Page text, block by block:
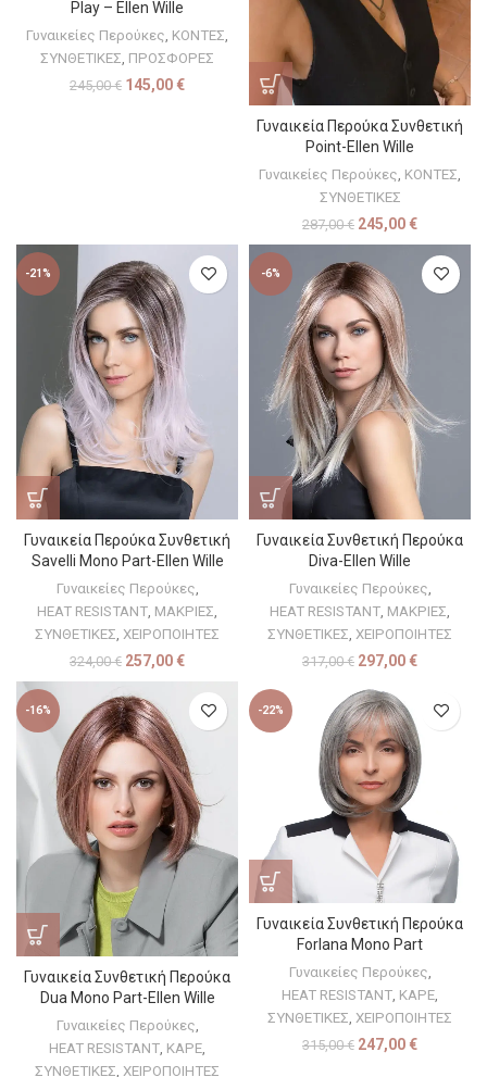
Play – Ellen Wille
Γυναικείες Περούκες ΚΟΝΤΕΣ
ΣΥΝΘΕΤΙΚΕΣ ΠΡΟΣΦΟΡΕΣ
245,00€ 145,00 €
Γυναικεία Περούκα Συνθετική
Point-Ellen Wille
Γυναικείες Περούκες ΚΟΝΤΕΣ
ΣΥΝΘΕΤΙΚΕΣ
287,00€ 245,00 €
-21%
Γυναικεία Περούκα Συνθετική
Savelli Mono Part-Ellen Wille
Γυναικείες Περούκες
HEAT RESISTANT ΜΑΚΡΙΕΣ
ΣΥΝΘΕΤΙΚΕΣ ΧΕΙΡΟΠΟΙΗΤΕΣ
324,00€ 257,00 €
-6%
Γυναικεία Συνθετική Περούκα
Diva-Ellen Wille
Γυναικείες Περούκες
HEAT RESISTANT ΜΑΚΡΙΕΣ
ΣΥΝΘΕΤΙΚΕΣ ΧΕΙΡΟΠΟΙΗΤΕΣ
317,00€ 297,00 €
-16%
Γυναικεία Συνθετική Περούκα
Dua Mono Part-Ellen Wille
Γυναικείες Περούκες
HEAT RESISTANT ΚΑΡΕ
ΣΥΝΘΕΤΙΚΕΣ ΧΕΙΡΟΠΟΙΗΤΕΣ
-22%
Γυναικεία Συνθετική Περούκα
Forlana Mono Part
Γυναικείες Περούκες
HEAT RESISTANT ΚΑΡΕ
ΣΥΝΘΕΤΙΚΕΣ ΧΕΙΡΟΠΟΙΗΤΕΣ
315,00€ 247,00 €